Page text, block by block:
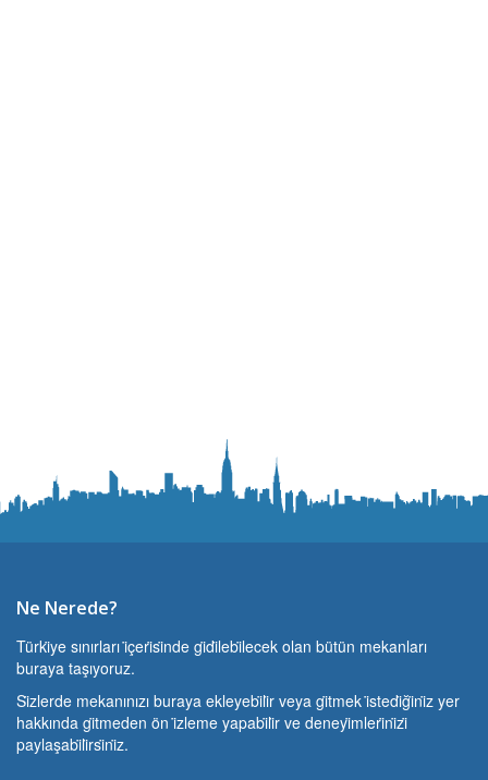
Ne Nerede?
Türki̇ye sınırları i̇çeri̇si̇nde gi̇di̇lebi̇lecek olan bütün mekanları
buraya taşıyoruz.
Si̇zlerde mekanınızı buraya ekleyebi̇li̇r veya gi̇tmek i̇stedi̇ği̇ni̇z yer
hakkında gi̇tmeden ön i̇zleme yapabi̇li̇r ve deneyi̇mleri̇ni̇zi̇
paylaşabi̇li̇rsi̇ni̇z.